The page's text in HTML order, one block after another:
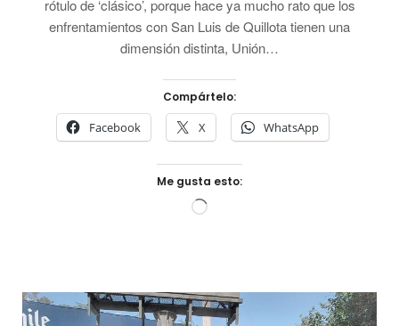
rótulo de ‘clásico’, porque hace ya mucho rato que los
enfrentamientos con San Luis de Quillota tienen una
dimensión distinta, Unión…
Compártelo:
Facebook X WhatsApp
Me gusta esto:
Cargando...